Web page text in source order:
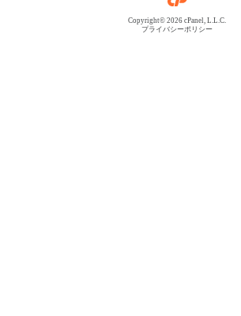
Copyright© 2026 cPanel, L.L.C.
プライバシーポリシー